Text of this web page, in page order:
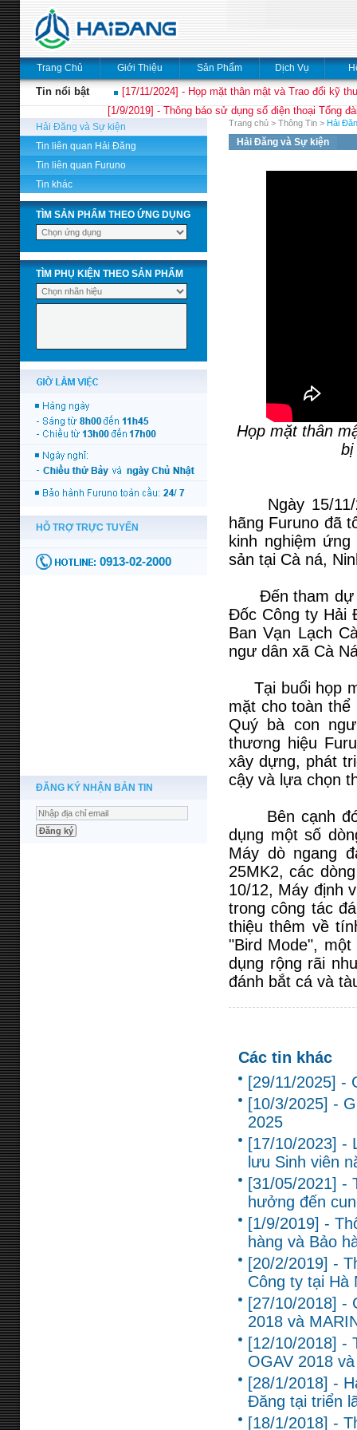
Trang Chủ Giới Thiệu Sản Phẩm Dịch Vụ
Tin nổi bật
[17/11/2024] - Họp mặt thân mật và Trao đổi kỹ
[1/9/2019] - Thông báo sử dụng số điện thoại Tổng
Hải Đăng và Sự kiện
Tin liên quan Hải Đăng
Tin liên quan Furuno
Tin khác
TÌM SẢN PHẨM THEO ỨNG DỤNG
TÌM PHỤ KIỆN THEO SẢN PHẨM
ĐĂNG KÝ NHẬN BẢN TIN
Trang chủ > Thông Tin > Hải
Hải Đăng và Sự kiện
Họp mặt thân
bị
Ngày 15/11/
hãng Furuno đã
kinh nghiệm
sản tại Cà ná,
Đến tham dự
Đốc Công ty Hải
Ban Vạn Lạch
ngư dân xã Cà
Tại buổi họp
mặt cho toàn
Quý bà con
thương hiệu
xây dựng, phát
cậy và lựa chọn
Bên cạnh đó,
dụng một số
Máy dò ngang
25MK2, các
10/12, Máy định
trong công tác
thiệu thêm về
"Bird Mode",
dụng rộng rãi
đánh bắt cá và
Các tin khác
[29/11/2025] -
[10/3/2025] -
2025
[17/10/2023] -
lưu Sinh viên
[31/05/2021] -
hưởng đến
[1/9/2019] -
hàng và Bảo
[20/2/2019] -
Công ty tại Hà
[27/10/2018] -
2018 và
[12/10/2018] -
OGAV 2018
[28/1/2018] -
Đăng tại triển
[18/1/2018] -